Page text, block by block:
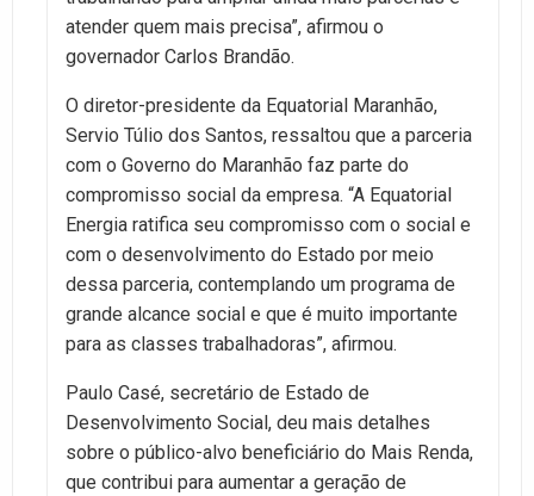
atender quem mais precisa”, afirmou o
governador Carlos Brandão.
O diretor-presidente da Equatorial Maranhão,
Servio Túlio dos Santos, ressaltou que a parceria
com o Governo do Maranhão faz parte do
compromisso social da empresa. “A Equatorial
Energia ratifica seu compromisso com o social e
com o desenvolvimento do Estado por meio
dessa parceria, contemplando um programa de
grande alcance social e que é muito importante
para as classes trabalhadoras”, afirmou.
Paulo Casé, secretário de Estado de
Desenvolvimento Social, deu mais detalhes
sobre o público-alvo beneficiário do Mais Renda,
que contribui para aumentar a geração de